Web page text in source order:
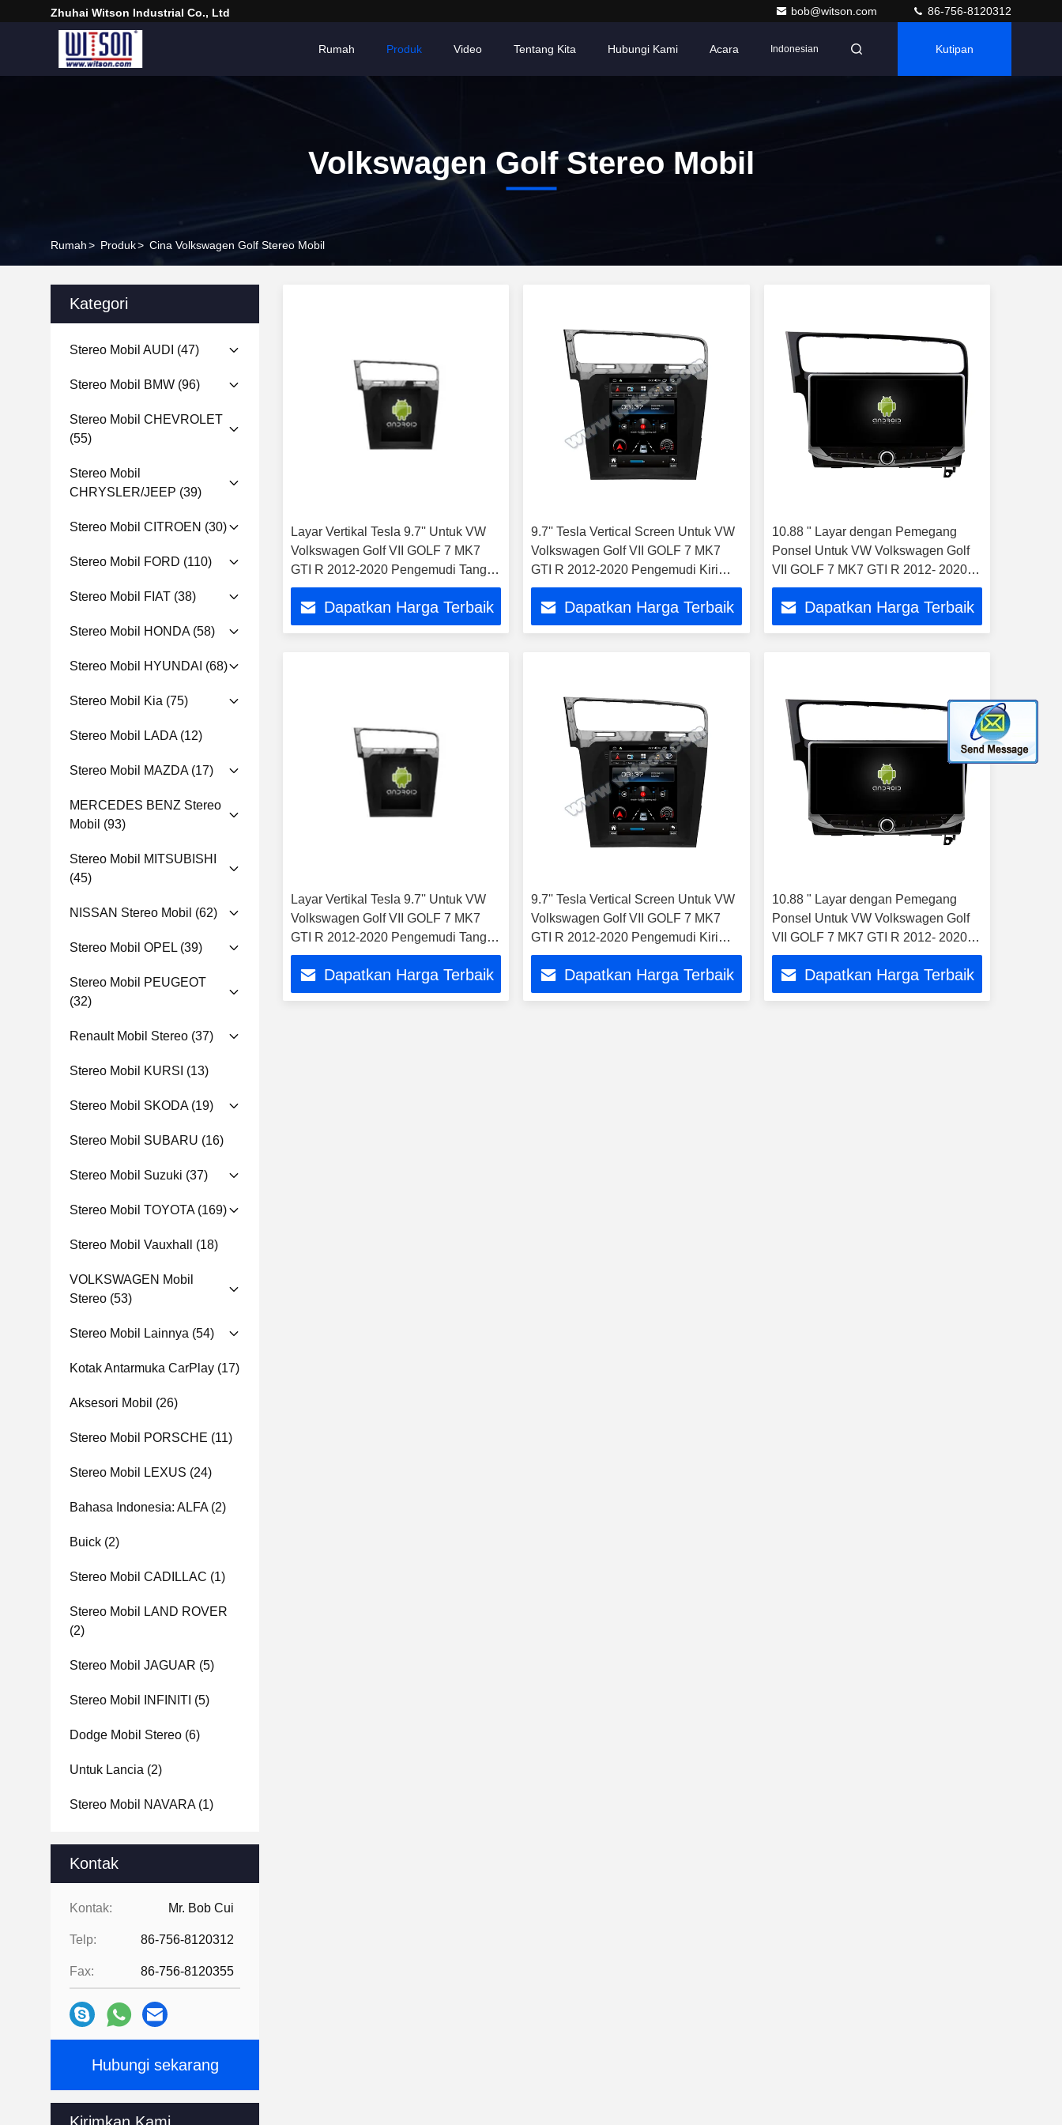
Zhuhai Witson Industrial Co., Ltd bob@witson.com 86-756-8120312
Rumah Produk Video Tentang Kita Hubungi Kami Acara Indonesian Kutipan
Volkswagen Golf Stereo Mobil
Rumah> Produk> Cina Volkswagen Golf Stereo Mobil
Kategori
Stereo Mobil AUDI (47)
Stereo Mobil BMW (96)
Stereo Mobil CHEVROLET
(55)
Stereo Mobil
CHRYSLER/JEEP (39)
Stereo Mobil CITROEN (30)
Stereo Mobil FORD (110)
Stereo Mobil FIAT (38)
Stereo Mobil HONDA(58)
Stereo Mobil HYUNDAI (68)
Stereo Mobil Kia (75)
Stereo Mobil LADA(12)
Stereo Mobil MAZDA(17)
MERCEDES BENZ Stereo
Mobil (93)
Stereo Mobil MITSUBISHI
(45)
NISSAN Stereo Mobil (62)
Stereo Mobil OPEL (39)
Stereo Mobil PEUGEOT
(32)
Renault Mobil Stereo (37)
Stereo Mobil KURSI (13)
Stereo Mobil SKODA(19)
Stereo Mobil SUBARU (16)
Stereo Mobil Suzuki (37)
Stereo Mobil TOYOTA(169)
Stereo Mobil Vauxhall (18)
VOLKSWAGEN Mobil
Stereo (53)
Stereo Mobil Lainnya (54)
Kotak Antarmuka CarPlay (17)
Aksesori Mobil (26)
Stereo Mobil PORSCHE (11)
Stereo Mobil LEXUS (24)
Bahasa Indonesia: ALFA(2)
Buick (2)
Stereo Mobil CADILLAC (1)
Stereo Mobil LAND ROVER
(2)
Stereo Mobil JAGUAR (5)
Stereo Mobil INFINITI (5)
Dodge Mobil Stereo (6)
Untuk Lancia (2)
Stereo Mobil NAVARA(1)
Kontak
Kontak: Mr. Bob Cui
Telp: 86-756-8120312
Fax: 86-756-8120355
Hubungi sekarang
Layar Vertikal Tesla 9.7'' Untuk VW
Volkswagen Golf VII GOLF 7 MK7
GTI R 2012-2020 Pengemudi Tangan
Kiri Pemutar Multimedia Mobil
AndroidDapatkan Harga Terbaik
9.7'' Tesla Vertical Screen Untuk VW
Volkswagen Golf VII GOLF 7 MK7
GTI R 2012-2020 Pengemudi Kiri
Android Mobil Multimed
Dapatkan Harga Terbaik
10.88 " Layar dengan Pemegang
Ponsel Untuk VW Volkswagen Golf
VII GOLF 7 MK7 GTI R 2012- 2020
Mobil Multimedia Stereo GPS CarPla
Dapatkan Harga Terbaik
Layar Vertikal Tesla 9.7'' Untuk VW
Volkswagen Golf VII GOLF 7 MK7
GTI R 2012-2020 Pengemudi Tangan
Kiri Pemutar Multimedia Mobil
AndroidDapatkan Harga Terbaik
9.7'' Tesla Vertical Screen Untuk VW
Volkswagen Golf VII GOLF 7 MK7
GTI R 2012-2020 Pengemudi Kiri
Android Mobil Multimed
Dapatkan Harga Terbaik
10.88 " Layar dengan Pemegang
Ponsel Untuk VW Volkswagen Golf
VII GOLF 7 MK7 GTI R 2012- 2020
Mobil Multimedia Stereo GPS CarPla
Dapatkan Harga Terbaik